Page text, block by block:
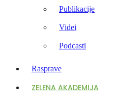
Publikacije
Videi
Podcasti
Rasprave
ZELENA AKADEMIJA